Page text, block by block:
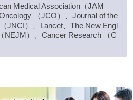
Medical Association（JAM
（JCO）、Journal of the
JNCI）、Lancet、The New Engl
NEJM）、Cancer Research （C